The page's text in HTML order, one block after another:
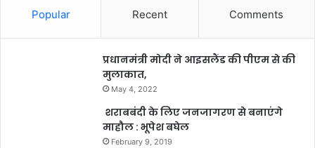
Popular Recent Comments
प्रधानमंत्री मोदी ने आइसलैंड की पीएम से की
मुलाकात,
May 4, 2022
शराबबंदी के लिए जनजागरण से बनाएंगे
माहौल : भूपेश बघेल
February 9, 2019